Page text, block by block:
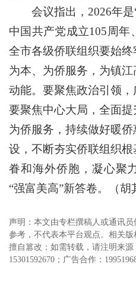
会议指出，2026年
中国共产党成立105周年
全市各级侨联组织要始
为本、为侨服务，为镇
动能。要聚焦政治引领，
要聚焦中心大局，全面
为侨服务，持续做好暖
设，不断夯实侨联组织
眷和海外侨胞，凝心聚
“强富美高”新答卷。（胡
声明：本文由专栏撰稿人或通讯
参考，不代表本平台观点。相关
擅自篡改；如需转载，请注明来源
15301592670；广告合作：